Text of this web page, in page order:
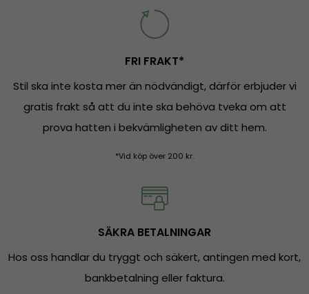
FRI FRAKT*
Stil ska inte kosta mer än nödvändigt, därför erbjuder vi
gratis frakt så att du inte ska behöva tveka om att
prova hatten i bekvämligheten av ditt hem.
*Vid köp över 200 kr.
SÄKRA BETALNINGAR
Hos oss handlar du tryggt och säkert, antingen med kort,
bankbetalning eller faktura.